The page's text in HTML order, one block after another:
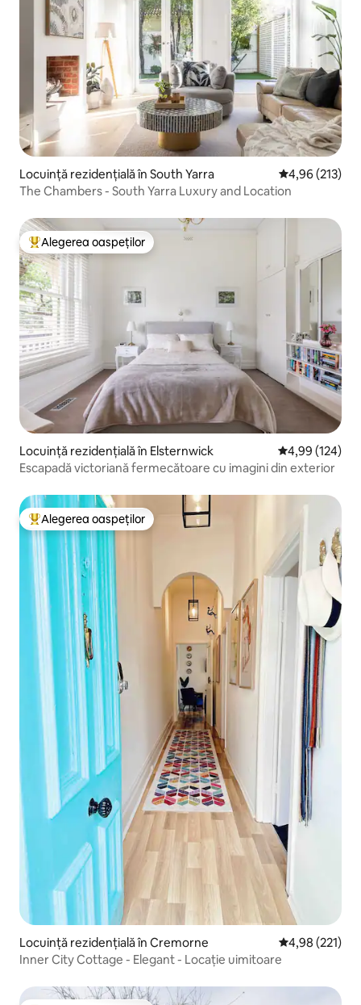
Locuință rezidențială în South Yarra Scor mediu de
4,96 (213)
The Chambers - South Yarra Luxury and Location
Locuință din topul categoriei Alegerea oaspeților
Alegerea oaspeților
Locuință rezidențială în Elsternwick Scor mediu de
4,99 (124)
Escapadă victoriană fermecătoare cu imagini din exterior
Locuință din topul categoriei Alegerea oaspeților
Alegerea oaspeților
Locuință rezidențială în Cremorne Scor mediu de
4,98 (221)
Inner City Cottage - Elegant - Locație uimitoare